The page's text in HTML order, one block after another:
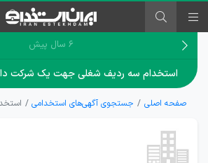
۶ سال پیش
استخدام سه ردیف شغلی جهت یک شرکت
صفحه اصلی جستجوی آگهی‌های استخدامی